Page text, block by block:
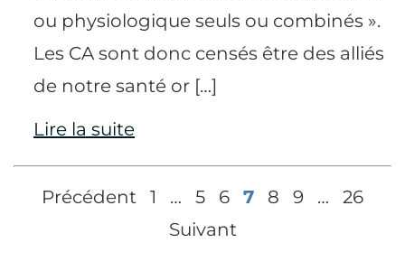
ou physiologique seuls ou combinés ».
Les CA sont donc censés être des alliés
de notre santé or […]
Lire la suite
Précédent 1 … 5 6 7 8 9 …
26
Suivant